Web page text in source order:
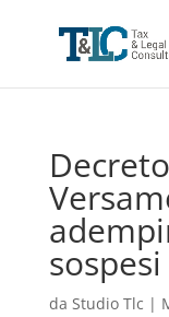
sospesi
da Studio Tlc |